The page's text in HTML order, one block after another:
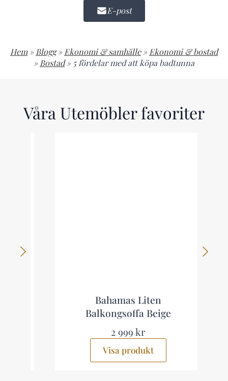
E-post
Hem » Blogg » Ekonomi & samhälle » Ekonomi & bostad
» Bostad » 5 fördelar med att köpa badtunna
Våra Utemöbler favoriter
Bahamas Liten
Balkongsoffa Beige
2 999 kr
Visa produkt